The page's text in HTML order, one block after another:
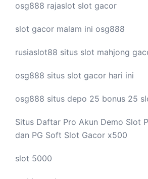
osg888 rajaslot slot gacor
slot gacor malam ini osg888
rusiaslot88 situs slot mahjong
osg888 situs slot gacor hari ini
osg888 situs depo 25 bonus 25
Situs Daftar Pro Akun Demo Slot
dan PG Soft Slot Gacor x500
slot 5000